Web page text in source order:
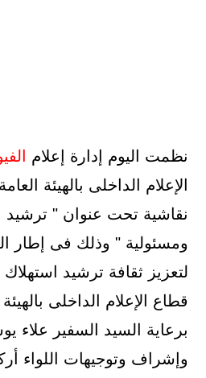
نظمت اليوم إدارة إعلام
الإعلام الداخلى بالهيئة
نقاشية تحت عنوان " ترشيد
ومسئولية " وذلك فى إطار
لتعزيز ثقافة ترشيد
قطاع الإعلام الداخلى
برعاية السيد السفير علاء
وإشراف وتوجيهات اللواء